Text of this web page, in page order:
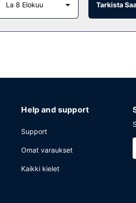
Ilmainen buffetaamiainen tarjoillaan
La 8 Elokuu Tarkista
Help and support
Support
Omat varaukset
Kaikki kielet